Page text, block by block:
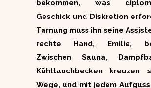
bekommen, was
Geschick und Diskretion
Tarnung muss ihn seine
rechte Hand, Emilie,
Zwischen Sauna,
Kühltauchbecken kreuzen
Wege, und mit jedem